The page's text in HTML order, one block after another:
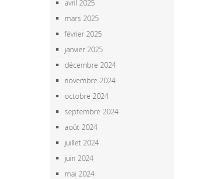
avril 2025
mars 2025
février 2025
janvier 2025
décembre 2024
novembre 2024
octobre 2024
septembre 2024
août 2024
juillet 2024
juin 2024
mai 2024